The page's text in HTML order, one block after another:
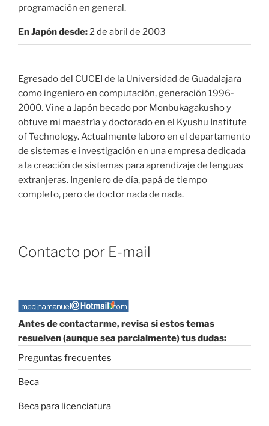
programación en general.
En Japón desde:2 de abril de 2003
Egresado del CUCEI de la Universidad de Guadalajara
como ingeniero en computación, generación 1996-
2000. Vine a Japón becado por Monbukagakusho y
obtuve mi maestría y doctorado en el Kyushu Institute
of Technology. Actualmente laboro en el departamento
de sistemas e investigación en una empresa dedicada
a la creación de sistemas para aprendizaje de lenguas
extranjeras. Ingeniero de día, papá de tiempo
completo, pero de doctor nada de nada.
Contacto por E-mail
Antes de contactarme, revisa si estos temas
resuelven (aunque sea parcialmente) tus dudas:
Preguntas frecuentes
Beca
Beca para licenciatura